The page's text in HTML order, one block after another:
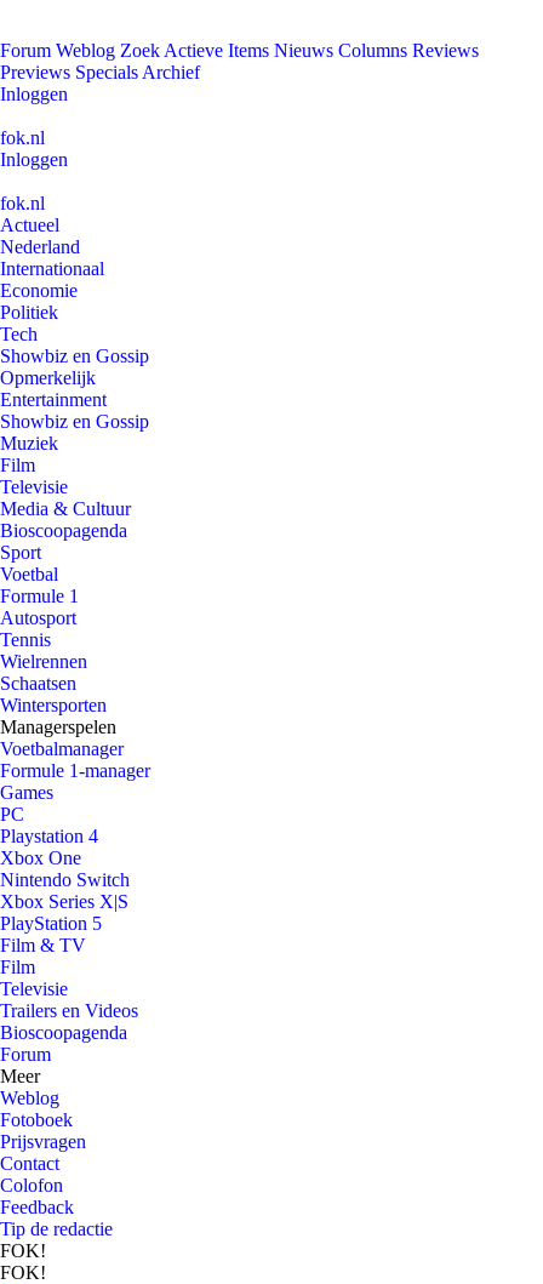
Forum Weblog Zoek Actieve Items Nieuws Columns Reviews
Previews Specials Archief
Inloggen
fok.nl
Inloggen
fok.nl
Actueel
Nederland
Internationaal
Economie
Politiek
Tech
Showbiz en Gossip
Opmerkelijk
Entertainment
Showbiz en Gossip
Muziek
Film
Televisie
Media & Cultuur
Bioscoopagenda
Sport
Voetbal
Formule 1
Autosport
Tennis
Wielrennen
Schaatsen
Wintersporten
Managerspelen
Voetbalmanager
Formule 1-manager
Games
PC
Playstation 4
Xbox One
Nintendo Switch
Xbox Series X|S
PlayStation 5
Film & TV
Film
Televisie
Trailers en Videos
Bioscoopagenda
Forum
Meer
Weblog
Fotoboek
Prijsvragen
Contact
Colofon
Feedback
Tip de redactie
FOK!
FOK!